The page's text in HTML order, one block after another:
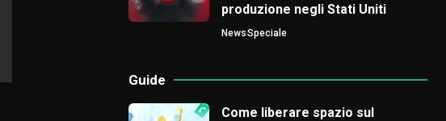
produzione negli Stati Uniti
NewsSpeciale
Guide
Come liberare spazio sul